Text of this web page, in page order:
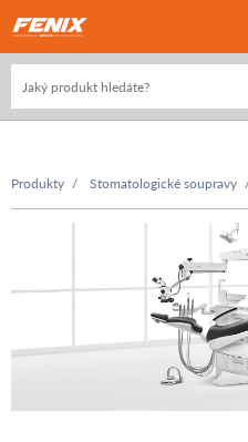
Produkty Stomatologické soupravy